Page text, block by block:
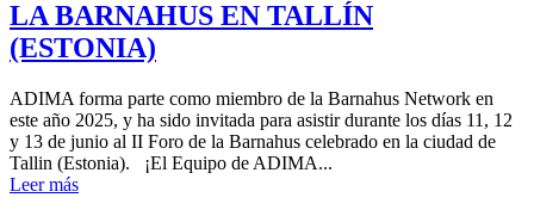
LA BARNAHUS EN TALLÍN
(ESTONIA)
ADIMA forma parte como miembro de la Barnahus Network en
este año 2025, y ha sido invitada para asistir durante los días 11, 12
y 13 de junio al II Foro de la Barnahus celebrado en la ciudad de
Tallin (Estonia). ¡El Equipo de ADIMA...
Leer más